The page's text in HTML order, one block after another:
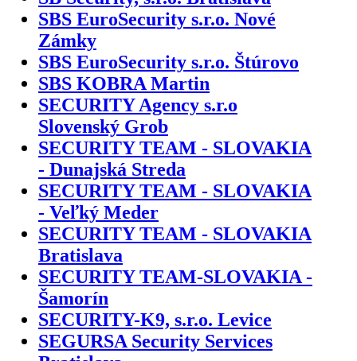
SBS EuroSecurity s.r.o. Nové
Zámky
SBS EuroSecurity s.r.o. Štúrovo
SBS KOBRA Martin
SECURITY Agency s.r.o
Slovenský Grob
SECURITY TEAM - SLOVAKIA
- Dunajská Streda
SECURITY TEAM - SLOVAKIA
- Veľký Meder
SECURITY TEAM - SLOVAKIA
Bratislava
SECURITY TEAM-SLOVAKIA -
Šamorín
SECURITY-K9, s.r.o. Levice
SEGURSA Security Services